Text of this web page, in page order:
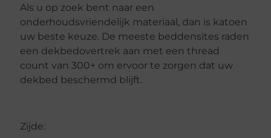
Als u op zoek bent naar een
onderhoudsvriendelijk materiaal, dan is katoen
uw beste keuze. De meeste beddensites raden
een dekbedovertrek aan met een thread
count van 300+ om ervoor te zorgen dat uw
dekbed beschermd blijft.
Zijde: